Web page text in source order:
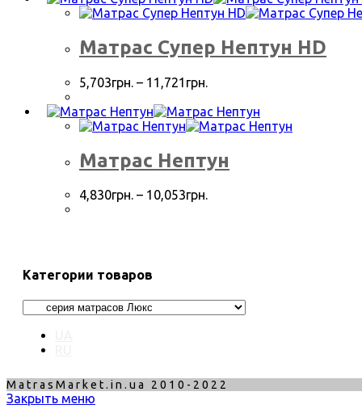
Матрас Супер Нептун HD
5,703грн. – 11,721 грн.
Матрас Нептун
4,830грн. – 10,053грн.
Категории товаров
MatrasMarket.in.ua 2010-2022
Закрыть меню